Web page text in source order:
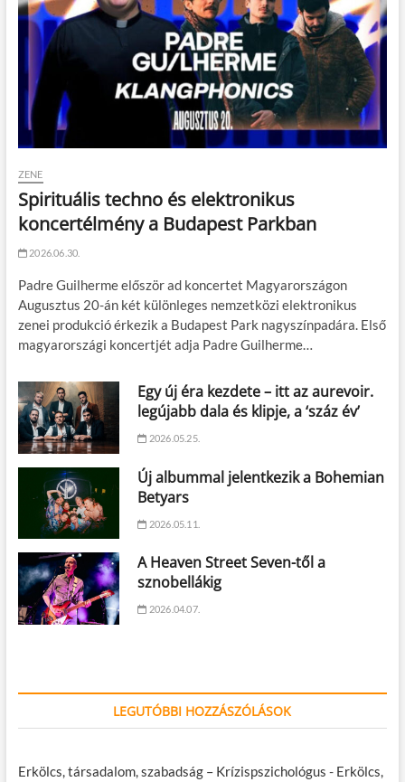
ZENE
Spirituális techno és elektronikus
koncertélmény a Budapest Parkban
2026.06.30.
Padre Guilherme először ad koncertet Magyarországon
Augusztus 20-án két különleges nemzetközi elektronikus
zenei produkció érkezik a Budapest Park nagyszínpadára. Első
magyarországi koncertjét adja Padre Guilherme…
Egy új éra kezdete – itt az aurevoir.
legújabb dala és klipje, a ‘száz év’
2026.05.25.
Új albummal jelentkezik a Bohemian
Betyars
2026.05.11.
A Heaven Street Seven-től a
sznobellákig
2026.04.07.
LEGUTÓBBI HOZZÁSZÓLÁSOK
Erkölcs, társadalom, szabadság – Krízispszichológus - Erkölcs,